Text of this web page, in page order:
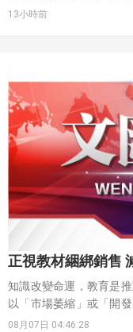
產業鏈互聯互通、技術
完整的產業體系、超大
創新與產業創新深度融
位。
13小時前
知識改變命運，教育是
以「市場萎縮」或「開
部分書籍以微調內容為
08月07日 04:46:28